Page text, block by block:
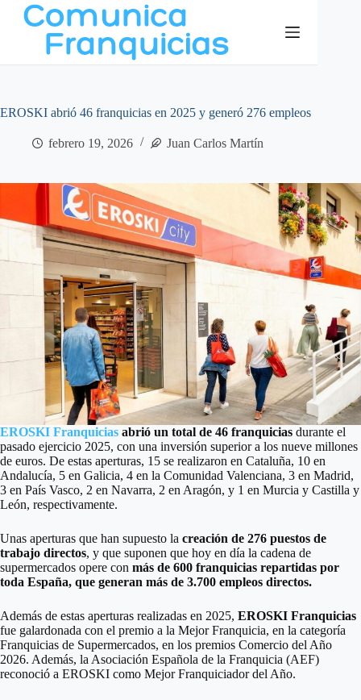
Saltar
contenido
EROSKI abrió 46 franquicias en 2025 y generó 276 empleos
febrero 19, 2026 Juan Carlos Martín
EROSKI Franquicias abrió un total de 46 franquicias durante el
pasado ejercicio 2025, con una inversión superior a los nueve millones
de euros. De estas aperturas, 15 se realizaron en Cataluña, 10 en
Andalucía, 5 en Galicia, 4 en la Comunidad Valenciana, 3 en Madrid,
3 en País Vasco, 2 en Navarra, 2 en Aragón, y 1 en Murcia y Castilla y
León, respectivamente.
Unas aperturas que han supuesto la creación de 276 puestos de
trabajo directos, y que suponen que hoy en día la cadena de
supermercados opere con más de 600 franquicias repartidas por
toda España, que generan más de 3.700 empleos directos.
Además de estas aperturas realizadas en 2025, EROSKI Franquicias
fue galardonada con el premio a la Mejor Franquicia, en la categoría
Franquicias de Supermercados, en los premios Comercio del Año
2026. Además, la Asociación Española de la Franquicia (AEF)
reconoció a EROSKI como Mejor Franquiciador del Año.